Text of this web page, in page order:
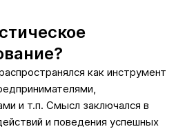
как инструмент
и т.п. Смысл заключался в
и поведения успешных